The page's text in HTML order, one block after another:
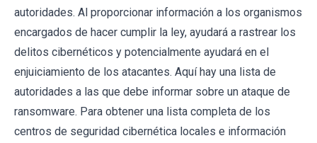
autoridades. Al proporcionar información a los organismos
encargados de hacer cumplir la ley, ayudará a rastrear los
delitos cibernéticos y potencialmente ayudará en el
enjuiciamiento de los atacantes. Aquí hay una lista de
autoridades a las que debe informar sobre un ataque de
ransomware. Para obtener una lista completa de los
centros de seguridad cibernética locales e información